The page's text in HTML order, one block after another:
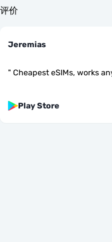
评价
Jeremias
" Cheapest eSIMs, works
Play Store